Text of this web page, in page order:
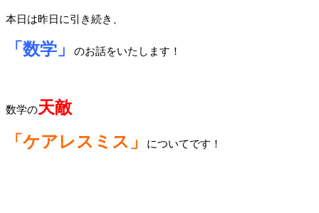
本日は昨日に引き続き、
「数学」 のお話をいたします！
数学の天敵
「ケアレスミス」
についてです！